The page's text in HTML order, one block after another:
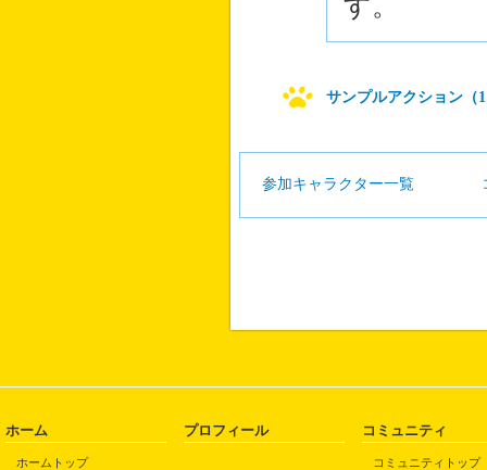
す。
サンプルアクション（
参加キャラクター一覧
ホーム
ホームトップ
プロフィール コミュニティ
コミュニティトップ